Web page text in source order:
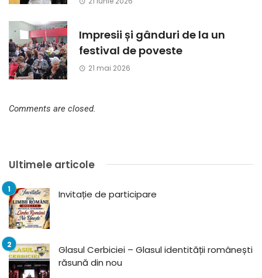
Impresii și gânduri de la un
festival de poveste
21 mai 2026
Comments are closed.
Ultimele articole
Invitație de participare
Glasul Cerbiciei – Glasul identității românești
răsună din nou